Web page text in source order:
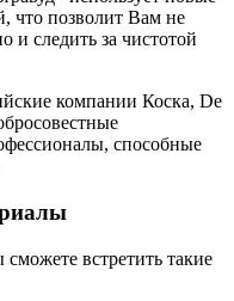
что позволит Вам не
и следить за чистотой
компании Коска, De
способные
встретить такие